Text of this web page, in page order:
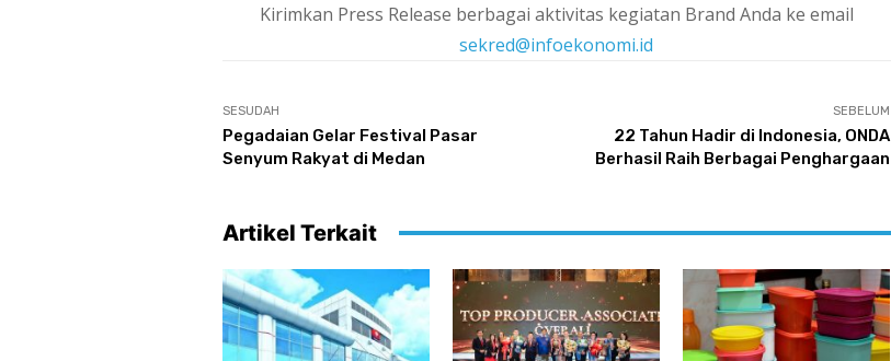
Kirimkan Press Release berbagai aktivitas kegiatan Brand Anda ke email
sekred@infoekonomi.id
SESUDAH
Pegadaian Gelar Festival Pasar
Senyum Rakyat di Medan
SEBELUM
22 Tahun Hadir di Indonesia, ONDA
Berhasil Raih Berbagai Penghargaan
Artikel Terkait